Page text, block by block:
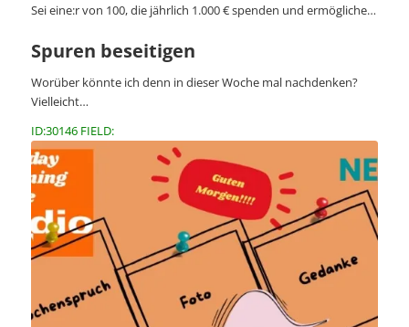
Sei eine:r von 100, die jährlich 1.000 € spenden und ermögliche…
Spuren beseitigen
Worüber könnte ich denn in dieser Woche mal nachdenken?
Vielleicht…
ID:30146 FIELD: